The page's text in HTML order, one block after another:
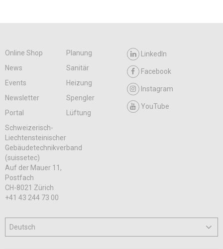
Online Shop
Planung
News
Sanitär
Events
Heizung
Newsletter
Spengler
Portal
Lüftung
LinkedIn
Facebook
Instagram
YouTube
Schweizerisch-
Liechtensteinischer
Gebäudetechnikverband
(suissetec)
Auf der Mauer 11,
Postfach
CH-8021 Zürich
+41 43 244 73 00